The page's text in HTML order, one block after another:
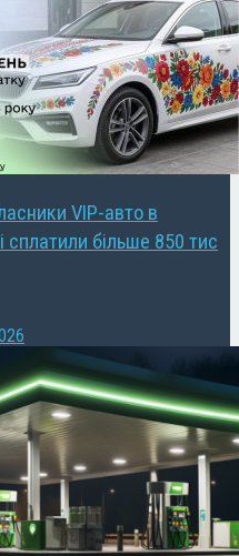
VIP-авто в
сплатили більше 850 тис